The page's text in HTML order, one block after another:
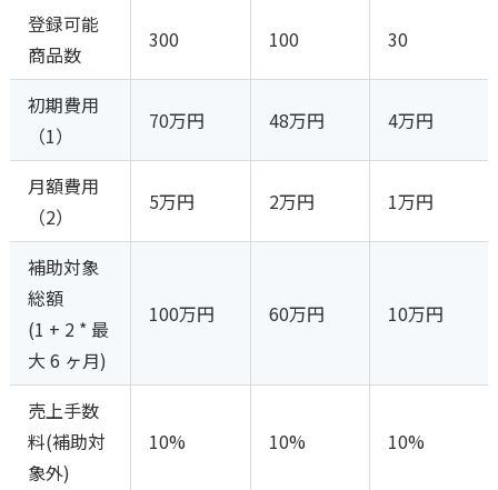
登録可能
商品数
300 100 30
初期費用
（1）
70万円 48万円 4万円
月額費用
（2）
5万円 2万円 1万円
補助対象
総額
(1 + 2 * 最
大 6 ヶ月)
100万円 60万円 10万円
売上手数
料(補助対
象外)
10% 10% 10%